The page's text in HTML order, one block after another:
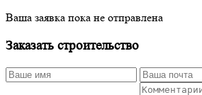
Ваша заявка пока не отправлена
Заказать строительство